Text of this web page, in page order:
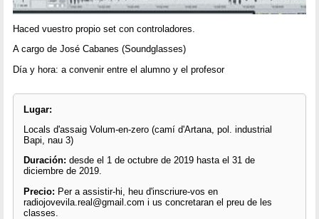
Haced vuestro propio set con controladores.
A cargo de José Cabanes (Soundglasses)
Día y hora: a convenir entre el alumno y el profesor
Lugar:
Locals d'assaig Volum-en-zero (camí d'Artana, pol. industrial
Bapi, nau 3)
Duración: desde el 1 de octubre de 2019 hasta el 31 de
diciembre de 2019.
Precio: Per a assistir-hi, heu d'inscriure-vos en
radiojovevila.real@gmail.com i us concretaran el preu de les
classes.